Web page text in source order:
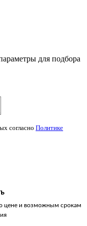
для подбора
согласно Политике
цене и возможным срокам